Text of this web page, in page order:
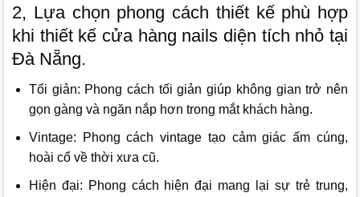
2, Lựa chọn phong cách thiết kế phù hợp
khi thiết kế cửa hàng nails diện tích nhỏ tại
Đà Nẵng.
Tối giản: Phong cách tối giản giúp không gian trở nên
gọn gàng và ngăn nắp hơn trong mắt khách hàng.
Vintage: Phong cách vintage tạo cảm giác ấm cúng,
hoài cổ về thời xưa cũ.
Hiện đại: Phong cách hiện đại mang lại sự trẻ trung,